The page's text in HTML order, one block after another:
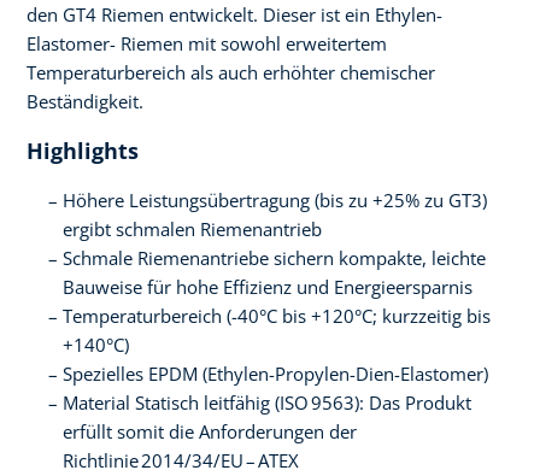
den GT4 Riemen entwickelt. Dieser ist ein Ethylen-
Elastomer- Riemen mit sowohl erweitertem
Temperaturbereich als auch erhöhter chemischer
Beständigkeit.
Highlights
Höhere Leistungsübertragung (bis zu +25% zu GT3)
ergibt schmalen Riemenantrieb
Schmale Riemenantriebe sichern kompakte, leichte
Bauweise für hohe Effizienz und Energieersparnis
Temperaturbereich (-40°C bis +120°C; kurzzeitig bis
+140°C)
Spezielles EPDM (Ethylen-Propylen-Dien-Elastomer)
Material Statisch leitfähig (ISO 9563): Das Produkt
erfüllt somit die Anforderungen der
Richtlinie 2014/34/EU – ATEX